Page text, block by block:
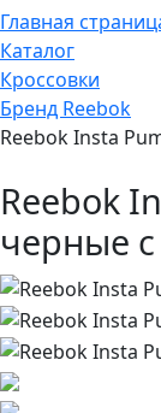
Главная
Каталог
Кроссовки
Бренд Reebok
Reebok Insta
Reebok
черные